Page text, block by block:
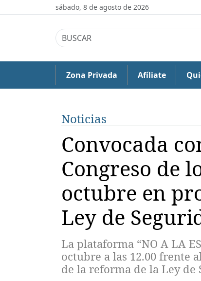
sábado, 8 de agosto de 2026
Zona Privada Afíliate
Noticias
Convocada
Congreso de
octubre en
Ley de
La plataforma “NO A LA
octubre a las 12.00 frente
de la reforma de la Ley de